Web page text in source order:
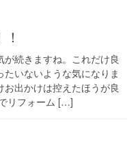
続きますね。これだけ良
いないような気になりま
出かけは控えたほうが良
リフォーム […]